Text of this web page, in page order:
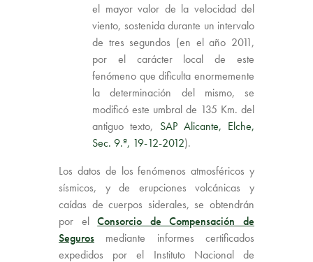
el mayor valor de la velocidad del
viento, sostenida durante un intervalo
de tres segundos (en el año 2011,
por el carácter local de este
fenómeno que dificulta enormemente
la determinación del mismo, se
modificó este umbral de 135 Km. del
antiguo texto, SAP Alicante, Elche,
Sec. 9.ª, 19-12-2012).
Los datos de los fenómenos atmosféricos y
sísmicos, y de erupciones volcánicas y
caídas de cuerpos siderales, se obtendrán
por elConsorcio de Compensación de
Seguros mediante informes certificados
expedidos por el Instituto Nacional de